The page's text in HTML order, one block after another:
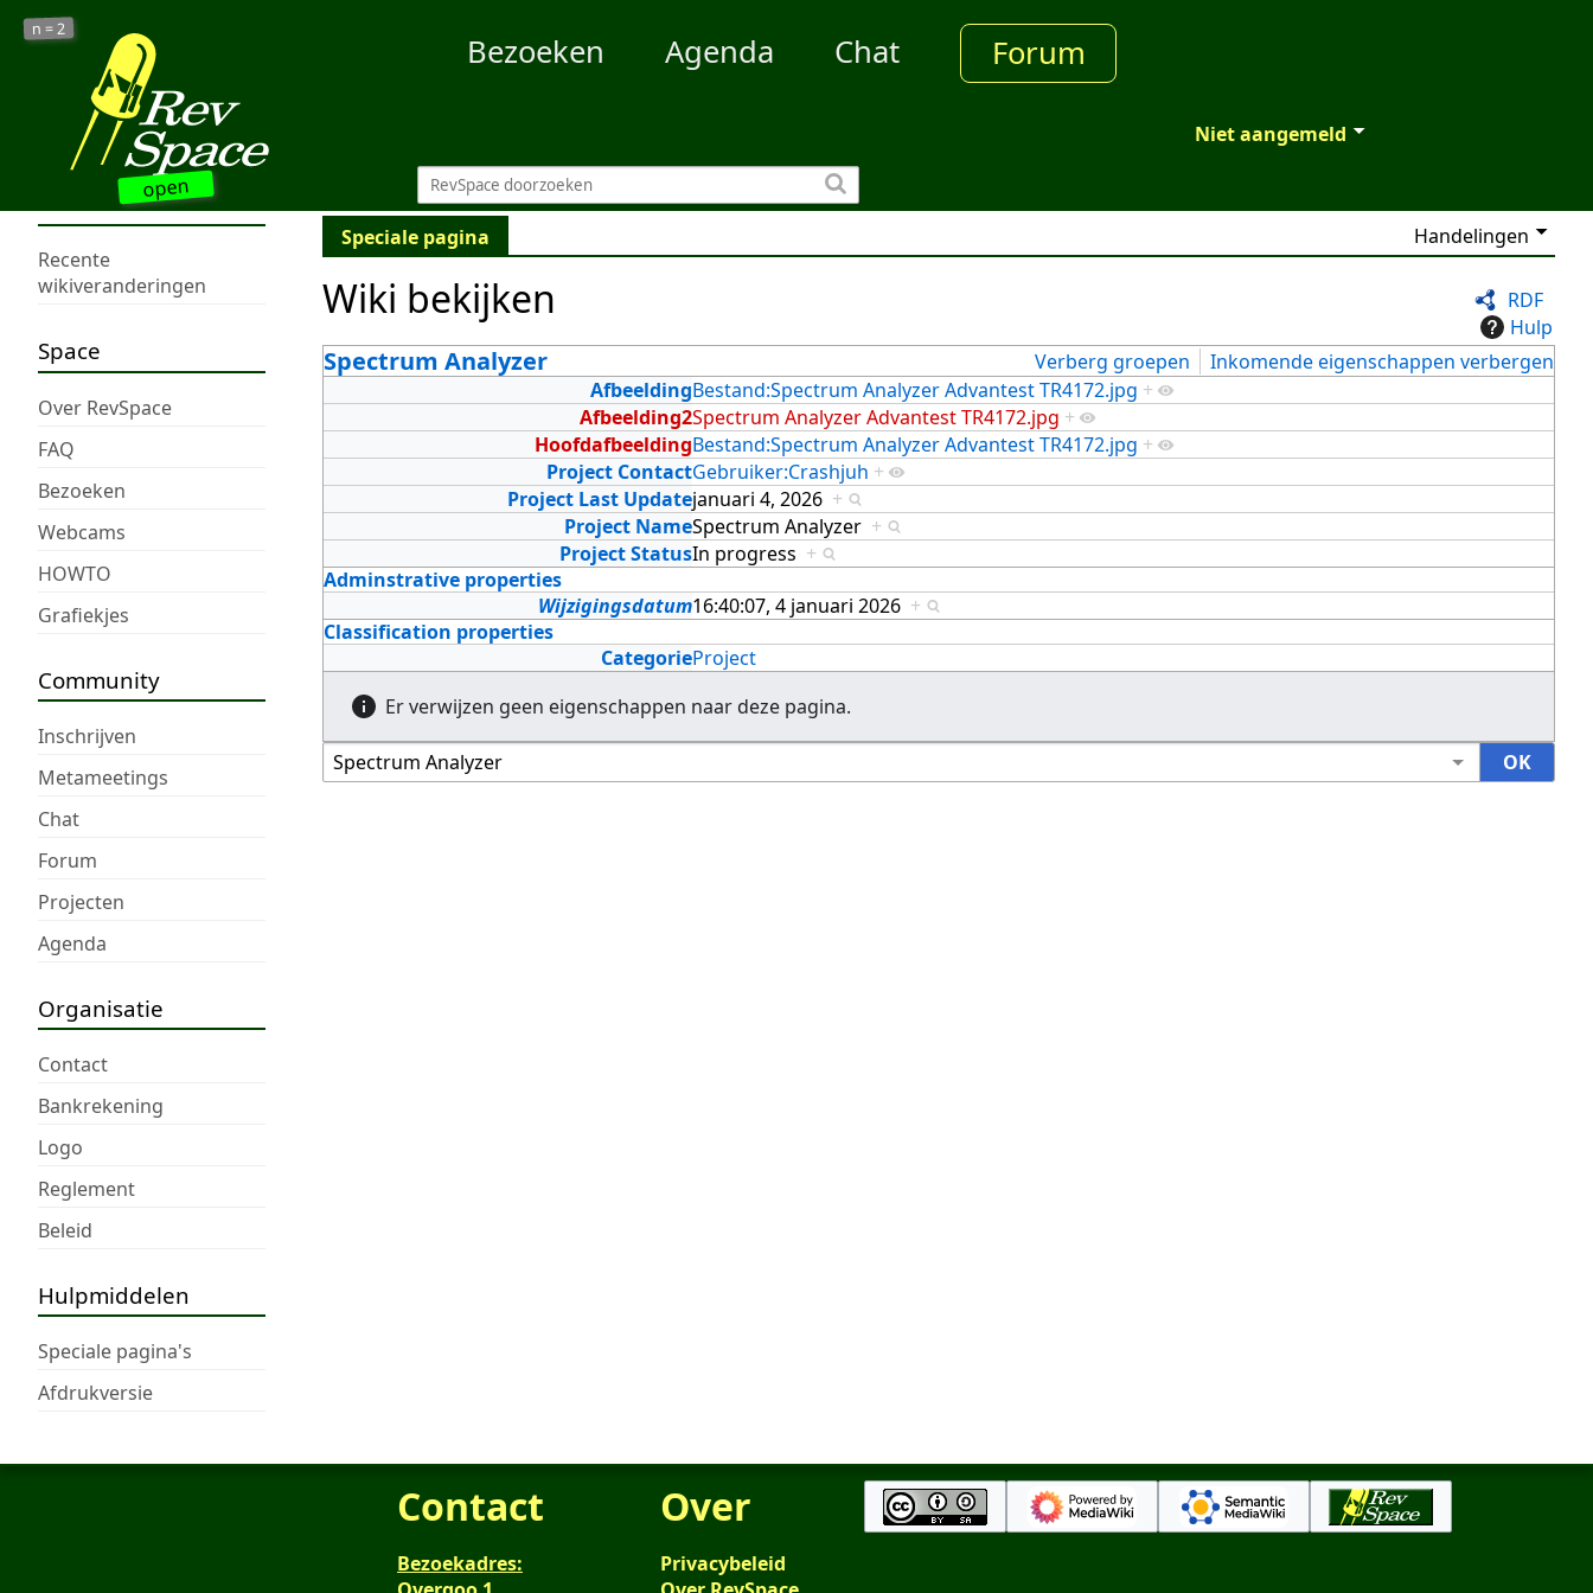
open
n =2
Bezoeken Agenda Chat Forum
Niet aangemeld
Recente
wikiveranderingen
Space
Over RevSpace
FAQ
Bezoeken
Webcams
HOWTO
Grafiekjes
Community
Inschrijven
Metameetings
Chat
Forum
Projecten
Agenda
Organisatie
Contact
Bankrekening
Logo
Reglement
Beleid
Hulpmiddelen
Speciale pagina's
Afdrukversie
Speciale pagina Handelingen
RDF
Hulp
Wiki bekijken
Spectrum Analyzer Verberg groepen
Inkomende eigenschappen verbergen
AfbeeldingBestand:Spectrum Analyzer Advantest TR4172.jpg +
Afbeelding2Spectrum Analyzer Advantest TR4172.jpg +
HoofdafbeeldingBestand:Spectrum Analyzer Advantest TR4172.jpg +
Project ContactGebruiker:Crashjuh +
Project Last Updatejanuari 4, 2026 +
Project NameSpectrum Analyzer +
Project StatusIn progress +
Adminstrative properties
Wijzigingsdatum16:40:07, 4 januari 2026 +
Classification properties
CategorieProject
Er verwijzen geen eigenschappen naar deze pagina.
Contact
Bezoekadres:
Over
Privacybeleid